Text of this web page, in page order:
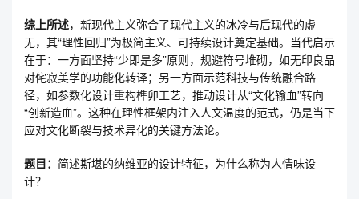
综上所述，新现代主义弥合了现代主义的冰冷与后现代的虚
无，其“理性回归”为极简主义、可持续设计奠定基础。当代启示
在于：一方面坚持“少即是多”原则，规避符号堆砌，如无印良品
对侘寂美学的功能化转译；另一方面示范科技与传统融合路
径，如参数化设计重构榫卯工艺，推动设计从“文化输血”转向
“创新造血”。这种在理性框架内注入人文温度的范式，仍是当下
应对文化断裂与技术异化的关键方法论。
题目： 简述斯堪的纳维亚的设计特征，为什么称为人情味设
计？